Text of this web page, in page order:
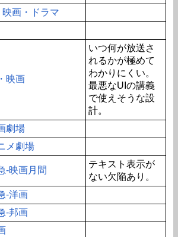
映画・ドラマ
映画
いつ何が放送さ
れるかが極めて
わかりにくい。
最悪なUIの講義
で使えそうな設
計。
劇場
メ劇場
-映画月間
テキスト表示が
ない欠陥あり。
-洋画
-邦画